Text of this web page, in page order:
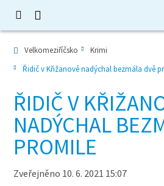
Velkomeziříčsko
Krimi
Řidič v Křižanově nadýchal bezmála dvě
ŘIDIČ V
NADÝCHAL
PROMILE
Zveřejněno 10. 6. 2021 15:07